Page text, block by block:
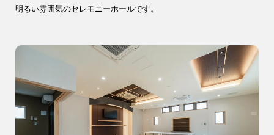
明るい雰囲気のセレモニーホールです。
04-2950-7171
04-2968-5522